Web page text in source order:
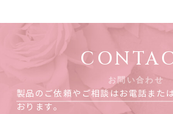
お問い合わせ
製品のご依頼やご相談はお電話また
おります。